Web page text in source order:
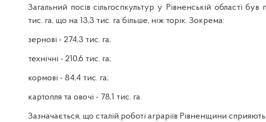
Загальний посів сільгоспкультур у Рівненській області
тис. га, що на 13,3 тис. га більше, ніж торік. Зокрема:
зернові - 274,3 тис. га;
технічні - 210,6 тис. га;
кормові - 84,4 тис. га;
картопля та овочі - 78,1 тис. га.
Зазначається, що сталій роботі аграріїв Рівненщини